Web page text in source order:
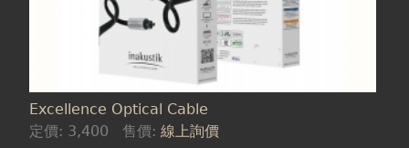
Excellence Optical Cable
定價: 3,400 售價:線上詢價